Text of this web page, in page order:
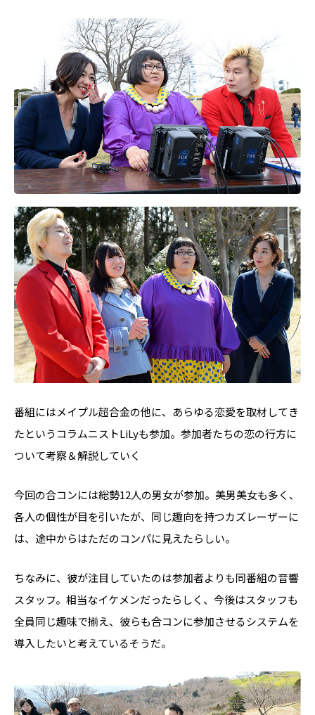
番組にはメイプル超合金の他に、あらゆる恋愛を取材してき
たというコラムニストLiLyも参加。参加者たちの恋の行方に
ついて考察＆解説していく
今回の合コンには総勢12人の男女が参加。美男美女も多く、
各人の個性が目を引いたが、同じ趣向を持つカズレーザーに
は、途中からはただのコンパに見えたらしい。
ちなみに、彼が注目していたのは参加者よりも同番組の音響
スタッフ。相当なイケメンだったらしく、今後はスタッフも
全員同じ趣味で揃え、彼らも合コンに参加させるシステムを
導入したいと考えているそうだ。